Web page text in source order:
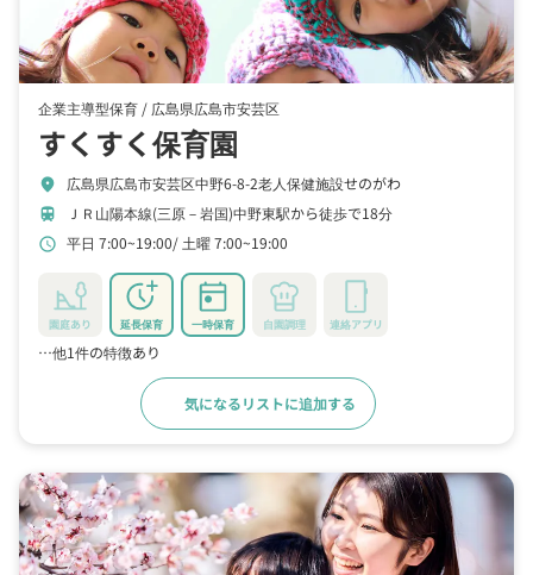
企業主導型保育 / 広島県広島市安芸区
すくすく保育園
location_on 広島県広島市安芸区中野6-8-2老人保健施設せのがわ
train ＪＲ山陽本線(三原－岩国)中野東駅から徒歩で18分
schedule 平日 7:00~19:00 土曜 7:00~19:00
園庭あり 延長保育 一時保育 自園調理 連絡アプリ
…他1件の特徴あり
気になるリストに追加する